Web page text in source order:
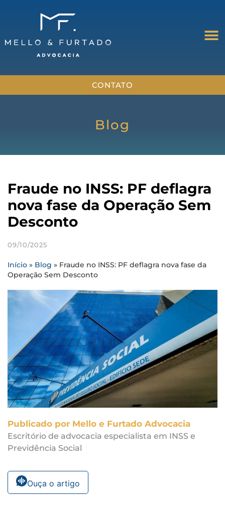
CONTATO
Blog
Fraude no INSS: PF deflagra
nova fase da Operação Sem
Desconto
09/10/2025
Início » Blog » Fraude no INSS: PF deflagra nova fase da
Operação Sem Desconto
Publicado por Mello e Furtado Advocacia
Escritório de advocacia especialista em INSS e
Previdência Social
Ouça o artigo